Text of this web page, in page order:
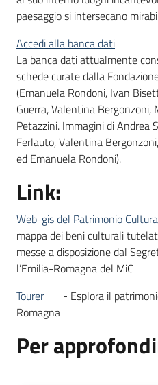
paesaggio si intersecano
Accedi alla banca dati
La banca dati attualmente
schede curate dalla
(Emanuela Rondoni, Ivan
Guerra, Valentina Bergonzoni,
Petazzini. Immagini di Andrea
Ferlauto, Valentina
ed Emanuela Rondoni).
Link:
Web-gis del Patrimonio
mappa dei beni culturali
messe a disposizione dal
l’Emilia-Romagna del MiC
Tourer
- Esplora il
Romagna
Per